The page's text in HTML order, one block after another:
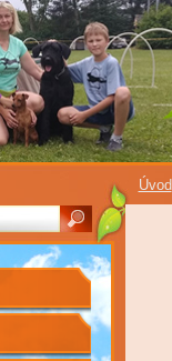
Úvod